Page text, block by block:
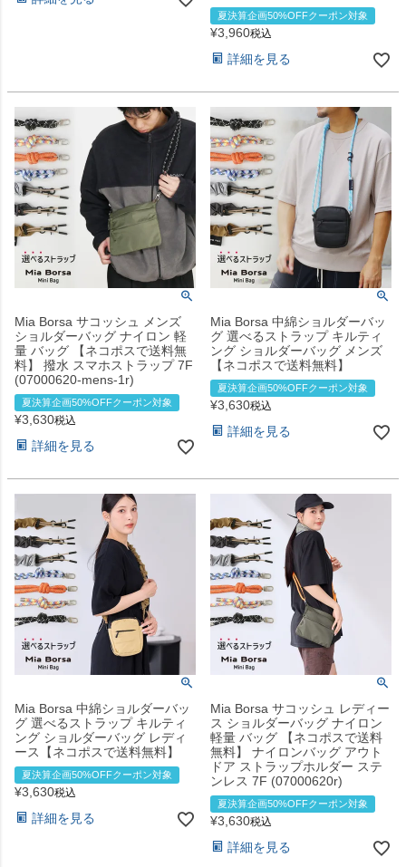
夏決算企画50%OFFクーポン対象
¥3,960税込
詳細を見る
Mia Borsa サコッシュ メンズ
ショルダーバッグ ナイロン 軽
量 バッグ 【ネコポスで送料無
料】 撥水 スマホストラップ 7F
(07000620-mens-1r)
夏決算企画50%OFFクーポン対象
¥3,630税込
詳細を見る
Mia Borsa 中綿ショルダーバッ
グ 選べるストラップ キルティ
ング ショルダーバッグ メンズ
【ネコポスで送料無料】
夏決算企画50%OFFクーポン対象
¥3,630税込
詳細を見る
Mia Borsa 中綿ショルダーバッ
グ 選べるストラップ キルティ
ング ショルダーバッグ レディ
ース【ネコポスで送料無料】
夏決算企画50%OFFクーポン対象
¥3,630税込
詳細を見る
Mia Borsa サコッシュ レディー
ス ショルダーバッグ ナイロン
軽量 バッグ 【ネコポスで送料
無料】 ナイロンバッグ アウト
ドア ストラップホルダー ステ
ンレス 7F (07000620r)
夏決算企画50%OFFクーポン対象
¥3,630税込
詳細を見る